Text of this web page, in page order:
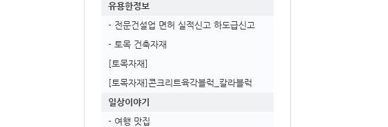
유용한정보
- 전문건설업 면허 실적신고 하도급신고
- 토목 건축자재
[토목자재]
[토목자재]콘크리트육각블럭_칼라블럭
일상이야기
- 여행 맛집